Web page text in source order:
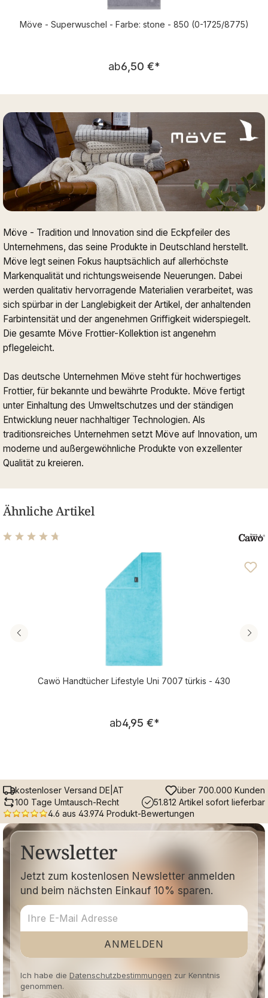
Möve - Superwuschel - Farbe: stone - 850 (0-1725/8775)
Regulärer Preis:
ab6,50 €*
Möve - Tradition und Innovation sind die Eckpfeiler des
Unternehmens, das seine Produkte in Deutschland herstellt.
Möve legt seinen Fokus hauptsächlich auf allerhöchste
Markenqualität und richtungsweisende Neuerungen. Dabei
werden qualitativ hervorragende Materialien verarbeitet, was
sich spürbar in der Langlebigkeit der Artikel, der anhaltenden
Farbintensität und der angenehmen Griffigkeit widerspiegelt.
Die gesamte Möve Frottier-Kollektion ist angenehm
pflegeleicht.
Das deutsche Unternehmen Möve steht für hochwertiges
Frottier, für bekannte und bewährte Produkte. Möve fertigt
unter Einhaltung des Umweltschutzes und der ständigen
Entwicklung neuer nachhaltiger Technologien. Als
traditionsreiches Unternehmen setzt Möve auf Innovation, um
moderne und außergewöhnliche Produkte von exzellenter
Qualität zu kreieren.
Ähnliche Artikel
Durchschnittliche Bewertung von 4.63 von 5 Sternen
Cawö Handtücher Lifestyle Uni 7007 türkis - 430
Regulärer Preis:
ab4,95 €*
kostenloser Versand DE|AT
über 700.000 Kunden
100 Tage Umtausch-Recht
51.812 Artikel sofort lieferbar
4.6 aus 43.974 Produkt-Bewertungen
Newsletter
Jetzt zum kostenlosen Newsletter anmelden
und beim nächsten Einkauf 10% sparen.
ANMELDEN
Ich habe die Datenschutzbestimmungen zur Kenntnis
genommen.